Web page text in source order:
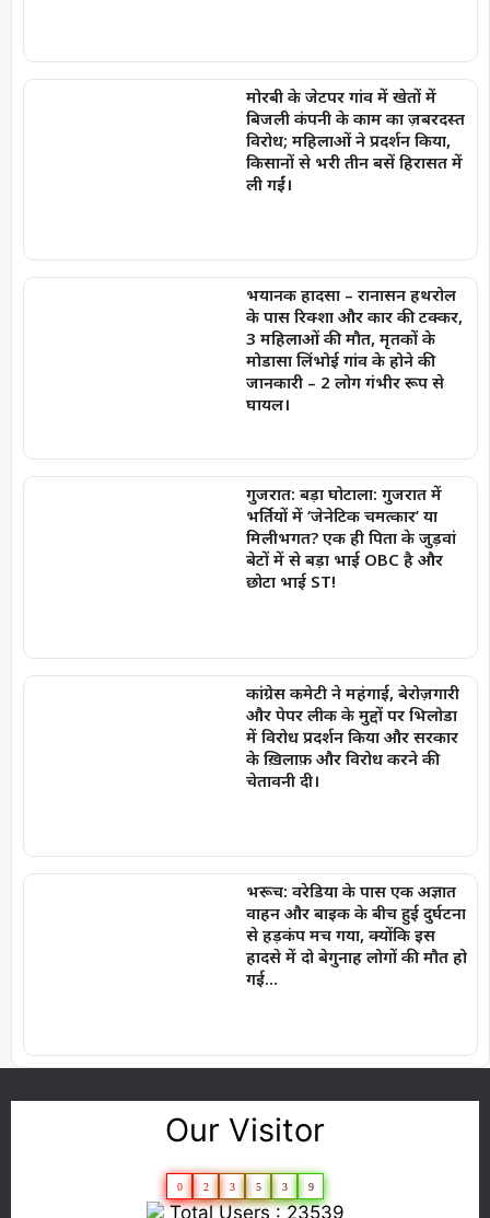
मोरबी के जेटपर गांव में खेतों में
बिजली कंपनी के काम का ज़बरदस्त
विरोध; महिलाओं ने प्रदर्शन किया,
किसानों से भरी तीन बसें हिरासत में
ली गईं।
भयानक हादसा – रानासन हथरोल
के पास रिक्शा और कार की टक्कर,
3 महिलाओं की मौत, मृतकों के
मोडासा लिंभोई गांव के होने की
जानकारी – 2 लोग गंभीर रूप से
घायल।
गुजरात: बड़ा घोटाला: गुजरात में
भर्तियों में ‘जेनेटिक चमत्कार’ या
मिलीभगत? एक ही पिता के जुड़वां
बेटों में से बड़ा भाई OBC है और
छोटा भाई ST!
कांग्रेस कमेटी ने महंगाई, बेरोज़गारी
और पेपर लीक के मुद्दों पर भिलोडा
में विरोध प्रदर्शन किया और सरकार
के ख़िलाफ़ और विरोध करने की
चेतावनी दी।
भरूच: वरेडिया के पास एक अज्ञात
वाहन और बाइक के बीच हुई दुर्घटना
से हड़कंप मच गया, क्योंकि इस
हादसे में दो बेगुनाह लोगों की मौत हो
गई…
Our Visitor
0 2 3 5 3 9
Total Users : 23539